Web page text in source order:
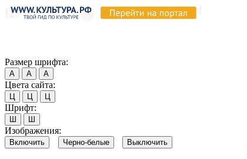
Размер шрифта:
А А А
Цвета сайта:
Ц Ц Ц
Шрифт:
Ш Ш
Изображения:
Включить Черно-белые Выключить